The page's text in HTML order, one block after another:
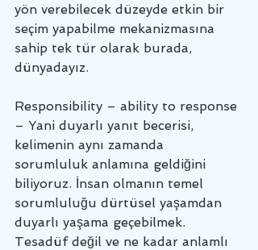
yön verebilecek düzeyde etkin bir
seçim yapabilme mekanizmasına
sahip tek tür olarak burada,
dünyadayız.
Responsibility – ability to response
– Yani duyarlı yanıt becerisi,
kelimenin aynı zamanda
sorumluluk anlamına geldiğini
biliyoruz. İnsan olmanın temel
sorumluluğu dürtüsel yaşamdan
duyarlı yaşama geçebilmek.
Tesadüf değil ve ne kadar anlamlı